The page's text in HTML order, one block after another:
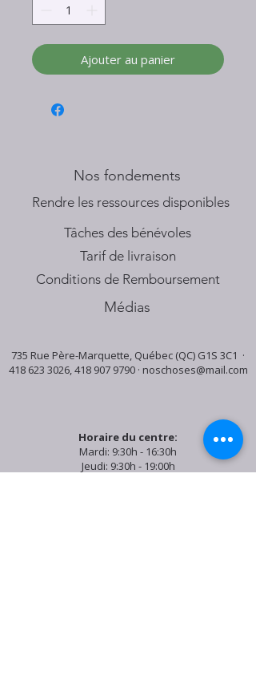
Ajouter au panier
Nos fondements
​Rendre les ressources disponibles
Tâches des bénévoles
Tarif de livraison
Conditions de Remboursement
Médias
735 Rue Père-Marquette, Québec (QC) G1S 3C1 ·
418 623 3026,418 907 9790· noschoses@mail.com
Horaire du centre:
Mardi: 9:30h - 16:30h
Jeudi: 9:30h - 19:00h